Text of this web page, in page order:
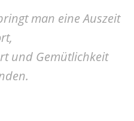
man eine Auszeit
und Gemütlichkeit